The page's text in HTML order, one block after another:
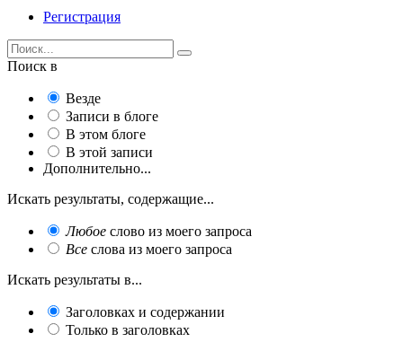
Регистрация
Поиск в
Везде
Записи в блоге
В этом блоге
В этой записи
Дополнительно...
Искать результаты, содержащие...
Любое слово из моего запроса
Все слова из моего запроса
Искать результаты в...
Заголовках и содержании
Только в заголовках